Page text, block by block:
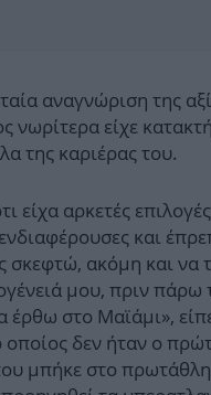
αναγνώριση της
νωρίτερα είχε
της καριέρας του.
είχα αρκετές
και
σκεφτώ, ακόμη και να
μου, πριν πάρω
έρθω στο Μαϊάμι»,
οποίος δεν ήταν ο
μπήκε στο